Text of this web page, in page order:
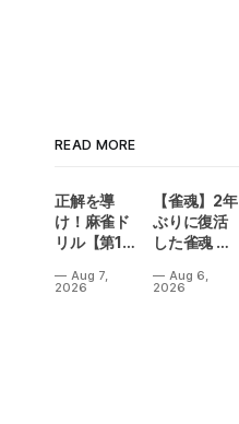
READ MORE
正解を導
け！麻雀ド
リル【第14
Aug 7,
2026
【雀魂】2年
ぶりに復活
した雀魂 企
予選出場企
Aug 6,
2026